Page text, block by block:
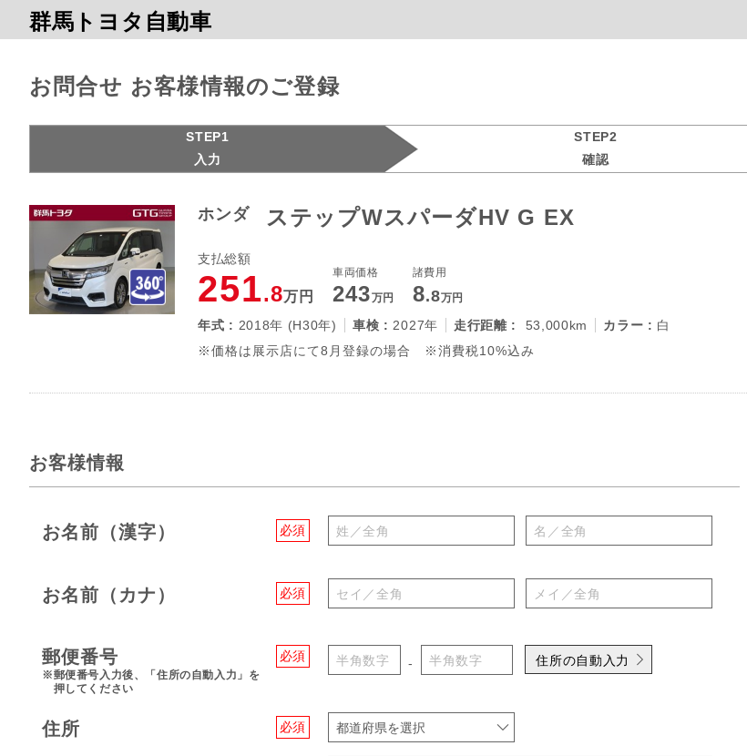
群馬トヨタ自動車
お問合せ お客様情報のご登録
STEP1
入力
STEP2
確認
ホンダ ステップWスパーダHV G EX
支払総額
251.8万円
車両価格
243万円
諸費用
8.8万円
年式 : 2018年 (H30年) 車検 : 2027年 走行距離 : 53,000km カラー : 白
※価格は展示店にて8月登録の場合 ※消費税10%込み
お客様情報
必須
お名前（漢字）
必須
お名前（カナ）
必須
郵便番号
※郵便番号入力後、「住所の自動入力」を
押してください
- 住所の自動入力
必須
住所 都道府県を選択